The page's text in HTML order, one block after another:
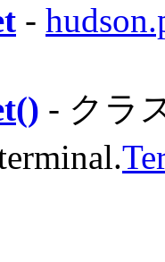
-
- クラ